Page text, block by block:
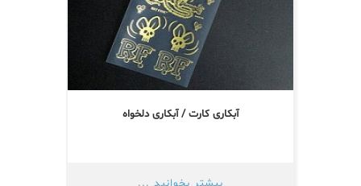
آبکاری کارت / آبکاری دلخواه